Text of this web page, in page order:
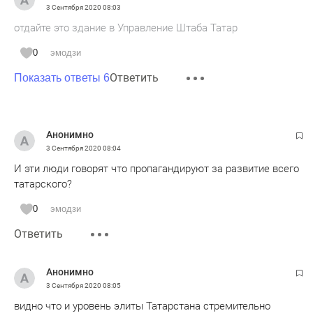
3 Сентября 2020 08:03
отдайте это здание в Управление Штаба Татар
0 эмодзи
Показать ответы 6Ответить
Анонимно
3 Сентября 2020 08:04
И эти люди говорят что пропагандируют за развитие всего
татарского?
0 эмодзи
Ответить
Анонимно
3 Сентября 2020 08:05
видно что и уровень элиты Татарстана стремительно